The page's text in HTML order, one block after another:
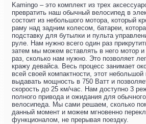
Kamingo – это комплект из трех
превратить наш обычный велосипед в
состоит из небольшого мотора, который
раму над задним колесом, батареи,
подставку для бутылки и пульта
руле. Нам нужно всего один раз
затем мы можем вставлять в него мотор и
раз, сколько нам нужно. Это позволяет
кражу девайса. Весь процесс занимает
всей своей компактности, этот
выдавать мощность в 750 Ватт и
скорость до 25 км/час. Нам доступно 3
полного привода и ожидания для
велосипеда. Мы сами решаем, сколько
данный момент и можем мгновенно
функционалом, не прерывая поездку.